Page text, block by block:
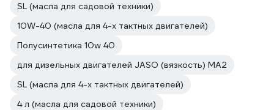
SL (масла для садовой техники)
10W-40 (масла для 4-х тактных двигателей)
Полусинтетика 10w 40
для дизельных двигателей JASO (вязкость) MA2
SL (масла для 4-х тактных двигателей)
4 л (масла для садовой техники)